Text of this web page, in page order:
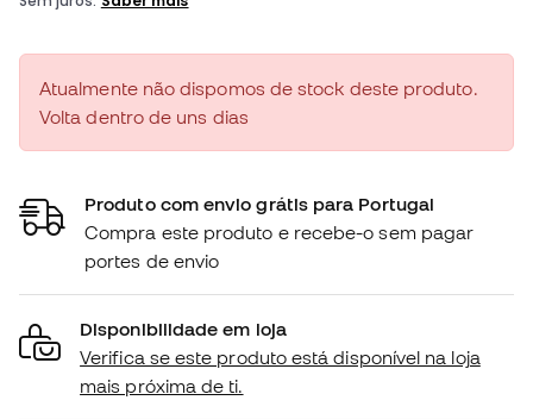
Atualmente não dispomos de stock deste produto.
Volta dentro de uns dias
Produto com envio grátis para Portugal
Compra este produto e recebe-o sem pagar
portes de envio
Disponibilidade em loja
Verifica se este produto está disponível na loja
mais próxima de ti.